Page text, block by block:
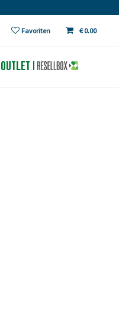
Favoriten € 0.00
OUTLET